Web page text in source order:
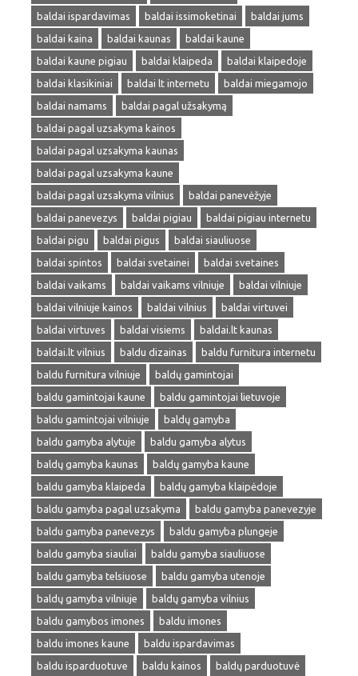
baldai ispardavimas
baldai issimoketinai
baldai jums
baldai kaina
baldai kaunas
baldai kaune
baldai kaune pigiau
baldai klaipeda
baldai klaipedoje
baldai klasikiniai
baldai lt internetu
baldai miegamojo
baldai namams
baldai pagal užsakymą
baldai pagal uzsakyma kainos
baldai pagal uzsakyma kaunas
baldai pagal uzsakyma kaune
baldai pagal uzsakyma vilnius
baldai panevėžyje
baldai panevezys
baldai pigiau
baldai pigiau internetu
baldai pigu
baldai pigus
baldai siauliuose
baldai spintos
baldai svetainei
baldai svetaines
baldai vaikams
baldai vaikams vilniuje
baldai vilniuje
baldai vilniuje kainos
baldai vilnius
baldai virtuvei
baldai virtuves
baldai visiems
baldai.lt kaunas
baldai.lt vilnius
baldu dizainas
baldu furnitura internetu
baldu furnitura vilniuje
baldų gamintojai
baldu gamintojai kaune
baldu gamintojai lietuvoje
baldu gamintojai vilniuje
baldų gamyba
baldu gamyba alytuje
baldu gamyba alytus
baldų gamyba kaunas
baldų gamyba kaune
baldu gamyba klaipeda
baldų gamyba klaipėdoje
baldu gamyba pagal uzsakyma
baldu gamyba panevezyje
baldu gamyba panevezys
baldu gamyba plungeje
baldu gamyba siauliai
baldu gamyba siauliuose
baldu gamyba telsiuose
baldu gamyba utenoje
baldų gamyba vilniuje
baldų gamyba vilnius
baldu gamybos imones
baldu imones
baldu imones kaune
baldu ispardavimas
baldu isparduotuve
baldu kainos
baldų parduotuvė